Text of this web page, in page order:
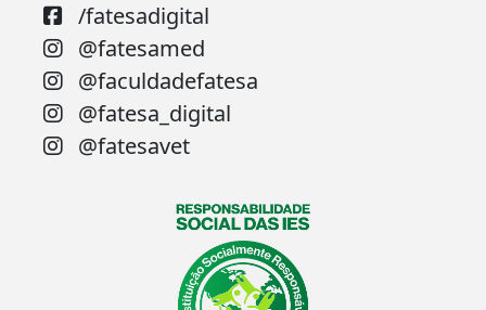
/fatesadigital
@fatesamed
@faculdadefatesa
@fatesa_digital
@fatesavet